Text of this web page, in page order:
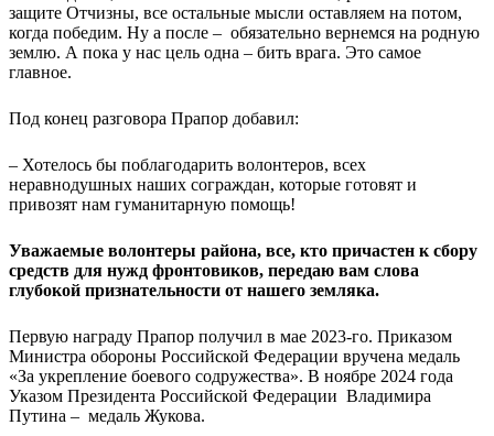
защите Отчизны, все остальные мысли оставляем на потом,
когда победим. Ну а после – обязательно вернемся на родную
землю. А пока у нас цель одна – бить врага. Это самое
главное.
Под конец разговора Прапор добавил:
– Хотелось бы поблагодарить волонтеров, всех
неравнодушных наших сограждан, которые готовят и
привозят нам гуманитарную помощь!
Уважаемые волонтеры района, все, кто причастен к сбору
средств для нужд фронтовиков, передаю вам слова
глубокой признательности от нашего земляка.
Первую награду Прапор получил в мае 2023-го. Приказом
Министра обороны Российской Федерации вручена медаль
«За укрепление боевого содружества». В ноябре 2024 года
Указом Президента Российской Федерации Владимира
Путина – медаль Жукова.